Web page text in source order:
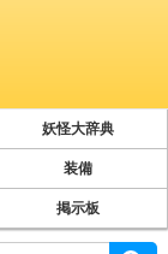
妖怪大辞典
装備
掲示板